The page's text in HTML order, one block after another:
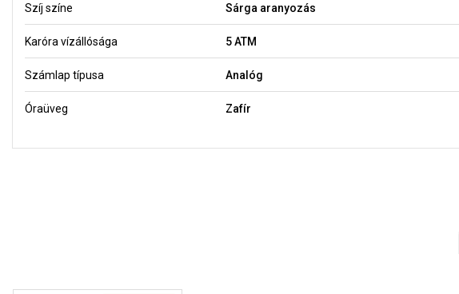
Szíj színe Sárga aranyozás
Karóra vízállósága 5 ATM
Számlap típusa Analóg
Óraüveg Zafír